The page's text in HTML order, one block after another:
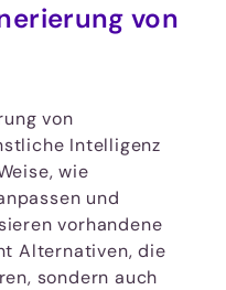
von
von
Intelligenz
wie
und
vorhandene
Alternativen, die
sondern auch